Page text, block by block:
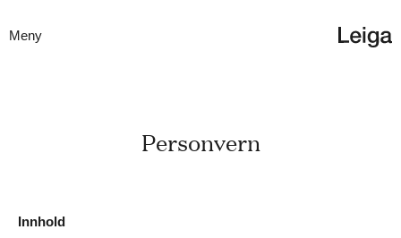
Meny
Personvern
Innhold